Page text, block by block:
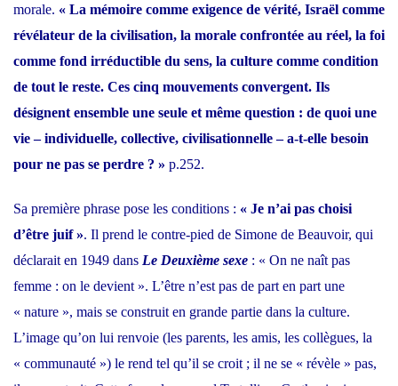
morale. « La mémoire comme exigence de vérité, Israël comme
révélateur de la civilisation, la morale confrontée au réel, la foi
comme fond irréductible du sens, la culture comme condition
de tout le reste. Ces cinq mouvements convergent. Ils
désignent ensemble une seule et même question : de quoi une
vie – individuelle, collective, civilisationnelle – a-t-elle besoin
pour ne pas se perdre ? » p.252.
Sa première phrase pose les conditions : « Je n’ai pas choisi
d’être juif ». Il prend le contre-pied de Simone de Beauvoir, qui
déclarait en 1949 dans Le Deuxième sexe : « On ne naît pas
femme : on le devient ». L’être n’est pas de part en part une
« nature », mais se construit en grande partie dans la culture.
L’image qu’on lui renvoie (les parents, les amis, les collègues, la
« communauté ») le rend tel qu’il se croit ; il ne se « révèle » pas,